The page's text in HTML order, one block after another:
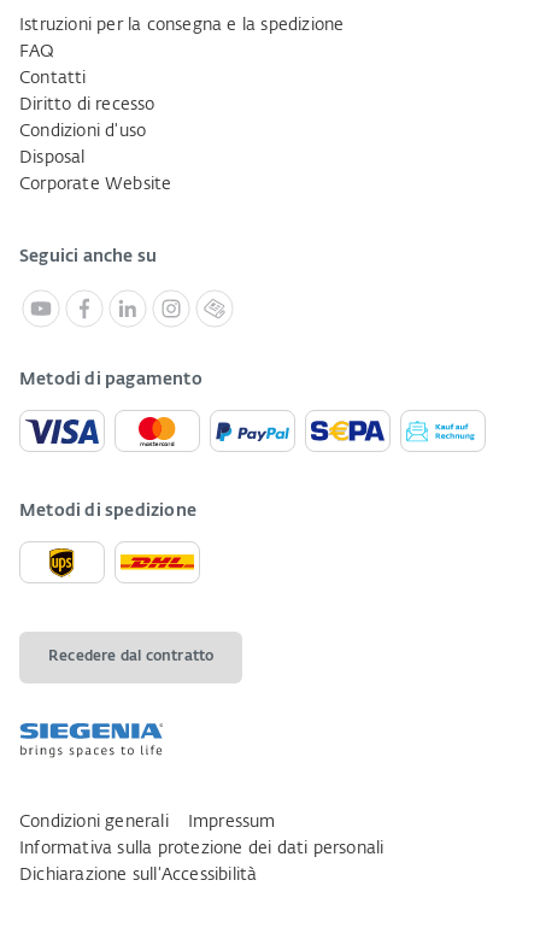
Istruzioni per la consegna e la spedizione
FAQ
Contatti
Diritto di recesso
Condizioni d'uso
Disposal
Corporate Website
Seguici anche su
Metodi di pagamento
Metodi di spedizione
Recedere dal contratto
Condizioni generali
Impressum
Informativa sulla protezione dei dati personali
Dichiarazione sull‘Accessibilità